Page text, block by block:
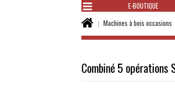
E-BOUTIQUE
Vous
ici :
Machines à bois occasions
Combiné 5 opérations